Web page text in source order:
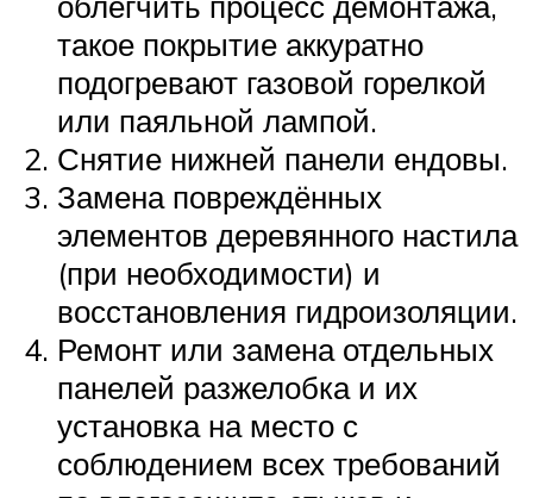
такое покрытие аккуратно
подогревают газовой горелкой
или паяльной лампой.
Снятие нижней панели ендовы.
Замена повреждённых
элементов деревянного настила
(при необходимости) и
восстановления гидроизоляции.
Ремонт или замена отдельных
панелей разжелобка и их
установка на место с
соблюдением всех требований